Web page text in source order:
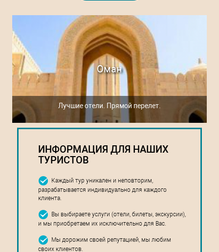
Оман
Лучшие отели. Прямой перелет.
ИНФОРМАЦИЯ ДЛЯ НАШИХ
ТУРИСТОВ
Каждый тур уникален и неповторим,
разрабатывается индивидуально для каждого
клиента.
Вы выбираете услуги (отели, билеты, экскурсии),
и мы приобретаем их исключительно для Вас.
Мы дорожим своей репутацией, мы любим
своих клиентов.